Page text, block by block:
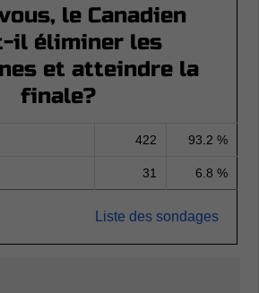
le Canadien
il éliminer les
et atteindre la
finale?
422 93.2 %
31 6.8 %
Liste des sondages